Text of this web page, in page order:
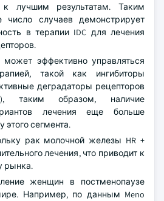
лучшим результатам. Таким
число случаев демонстрирует
в терапии IDC для лечения
может эффективно управляться
такой как ингибиторы
деградаторы рецепторов
таким образом, наличие
лечения еще больше
этого сегмента.
рак молочной железы HR +
лечения, что приводит к
рынка.
женщин в постменопаузе
Например, по данным Meno